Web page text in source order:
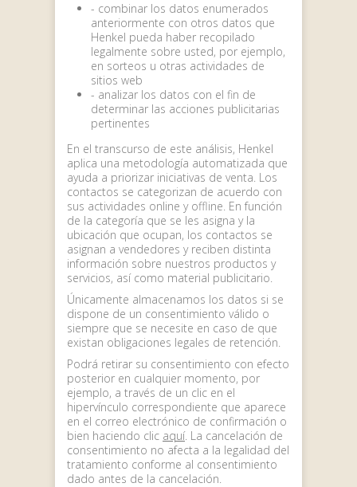
- combinar los datos enumerados
anteriormente con otros datos que
Henkel pueda haber recopilado
legalmente sobre usted, por ejemplo,
en sorteos u otras actividades de
sitios web
- analizar los datos con el fin de
determinar las acciones publicitarias
pertinentes
En el transcurso de este análisis, Henkel
aplica una metodología automatizada que
ayuda a priorizar iniciativas de venta. Los
contactos se categorizan de acuerdo con
sus actividades online y offline. En función
de la categoría que se les asigna y la
ubicación que ocupan, los contactos se
asignan a vendedores y reciben distinta
información sobre nuestros productos y
servicios, así como material publicitario.
Únicamente almacenamos los datos si se
dispone de un consentimiento válido o
siempre que se necesite en caso de que
existan obligaciones legales de retención.
Podrá retirar su consentimiento con efecto
posterior en cualquier momento, por
ejemplo, a través de un clic en el
hipervínculo correspondiente que aparece
en el correo electrónico de confirmación o
bien haciendo clic aquí. La cancelación de
consentimiento no afecta a la legalidad del
tratamiento conforme al consentimiento
dado antes de la cancelación.